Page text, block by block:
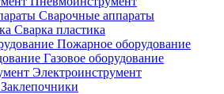
Сварочные аппараты
Сварка пластика
Пожарное оборудование
Газовое оборудование
Электроинструмент
Заклепочники